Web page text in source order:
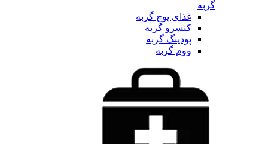
گربه
غذای پوچ گربه
کنسرو گربه
پودینگ گربه
ووم گربه